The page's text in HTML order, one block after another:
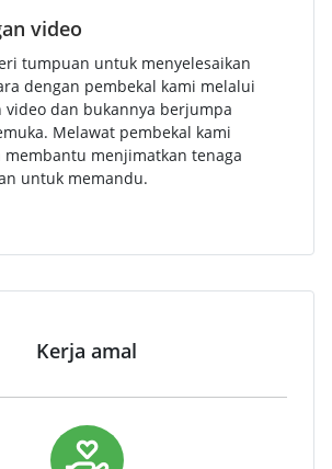
video
tumpuan untuk menyelesaikan
dengan pembekal kami melalui
video dan bukannya berjumpa
Melawat pembekal kami
membantu menjimatkan tenaga
untuk memandu.
Kerja amal